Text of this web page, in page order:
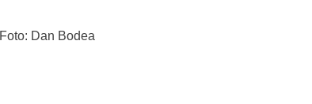
Foto: Dan Bodea